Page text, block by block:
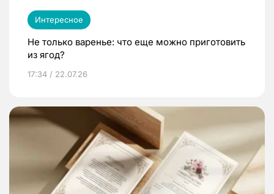
Интересное
Не только варенье: что еще можно приготовить
из ягод?
17:34 / 22.07.26